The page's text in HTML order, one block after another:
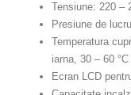
Tensiune: 220 –
Presiune de
Temperatura
iarna, 30 – 60
Ecran LCD